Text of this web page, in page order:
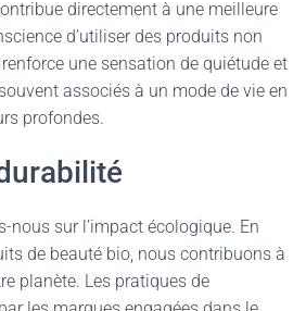
directement à une meilleure
d’utiliser des produits non
une sensation de quiétude et
associés à un mode de vie en
profondes.
nous sur l’impact écologique. En
de beauté bio, nous contribuons à
planète. Les pratiques de